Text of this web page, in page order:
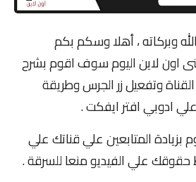
سياحة
قصص
رياضة
وبركاته ، أهلا وسكم بكم
اون لاين اليوم سوف اقوم بشرح
وتفعيل زر الجرس وطريقة
ادوبي افتر ايفكت .
بزيادة المتابعين علي قناتك علي
علي الفيديو منعا للسرقة .